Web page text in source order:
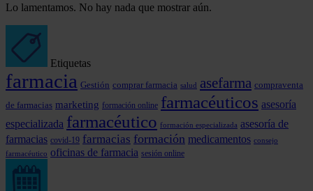
Lo lamentamos. No hay nada que mostrar aún.
Etiquetas
farmacia Gestión comprar farmacia salud asefarma compraventa
de farmacias marketing formación online farmacéuticos asesoría
especializada farmacéutico formación especializada asesoría de
farmacias covid-19 farmacias formación medicamentos consejo
farmacéutico oficinas de farmacia sesión online